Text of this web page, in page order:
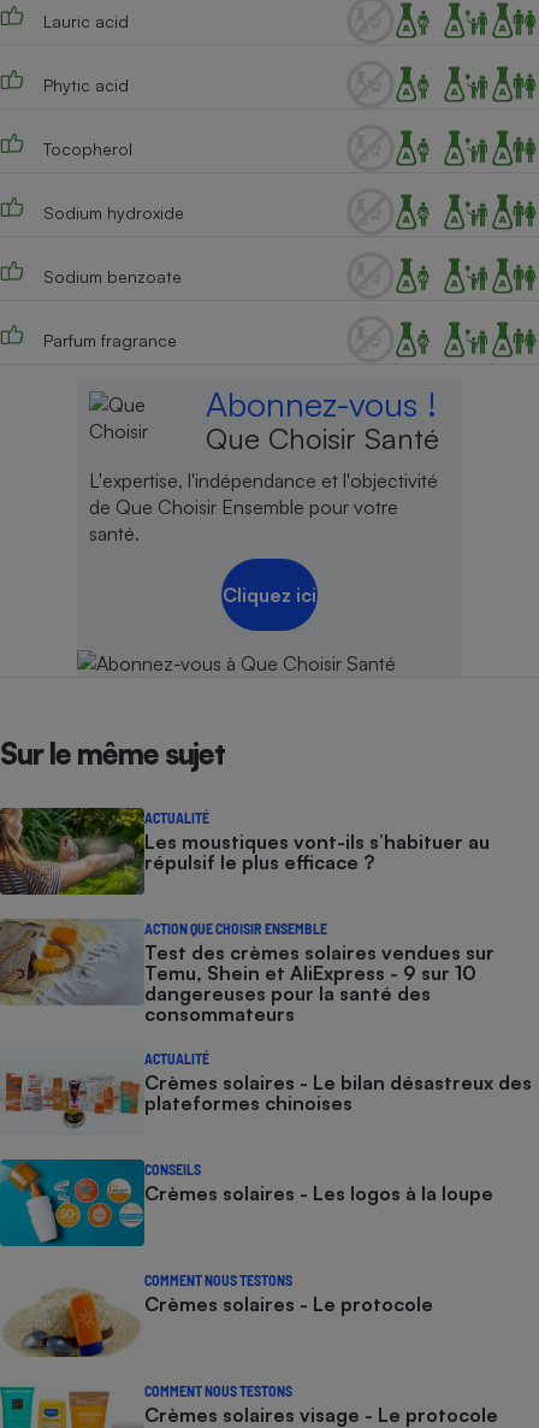
Lauric acid
Phytic acid
Tocopherol
Sodium hydroxide
Sodium benzoate
Parfum fragrance
Abonnez-vous !
Que Choisir Santé
L'expertise, l'indépendance et l'objectivité
de Que Choisir Ensemble pour votre
santé.
Cliquez ici
Sur le même sujet
ACTUALITÉ
Les moustiques vont-ils s’habituer au
répulsif le plus efficace ?
ACTION QUE CHOISIR ENSEMBLE
Test des crèmes solaires vendues sur
Temu, Shein et AliExpress - 9 sur 10
dangereuses pour la santé des
consommateurs
ACTUALITÉ
Crèmes solaires - Le bilan désastreux des
plateformes chinoises
CONSEILS
Crèmes solaires - Les logos à la loupe
COMMENT NOUS TESTONS
Crèmes solaires - Le protocole
COMMENT NOUS TESTONS
Crèmes solaires visage - Le protocole